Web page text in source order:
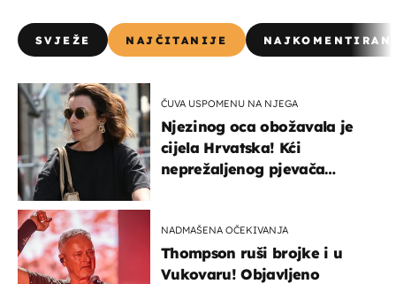
SVJEŽE NAJČITANIJE
ČUVA USPOMENU NA NJEGA
Njezinog oca obožavala je
cijela Hrvatska! Kći
neprežaljenog pjevača
NADMAŠENA OČEKIVANJA
Thompson ruši brojke i u
Vukovaru! Objavljeno